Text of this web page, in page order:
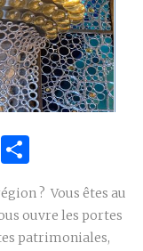
Pinterest
? Vous êtes au
ouvre les portes
patrimoniales,